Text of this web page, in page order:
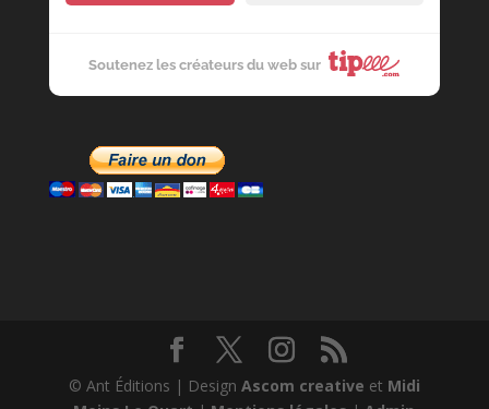
Soutenez les créateurs du web sur
© Ant Éditions | Design Ascom creative et Midi